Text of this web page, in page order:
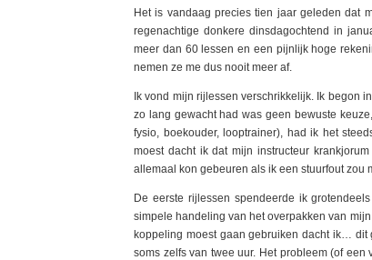
Het is vandaag precies tien jaar geleden dat
regenachtige donkere dinsdagochtend in
meer dan 60 lessen en een pijnlijk hoge
nemen ze me dus nooit meer af.
Ik vond mijn rijlessen verschrikkelijk. Ik begon
zo lang gewacht had was geen bewuste
fysio, boekouder, looptrainer), had ik het
moest dacht ik dat mijn instructeur
allemaal kon gebeuren als ik een stuurfout zou
De eerste rijlessen spendeerde ik
simpele handeling van het overpakken van
koppeling moest gaan gebruiken dacht ik… dit
soms zelfs van twee uur. Het probleem (of